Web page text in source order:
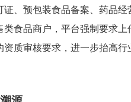
、预包装食品备案、药品
食品商户，平台强制要求上
质审核要求，进一步抬高